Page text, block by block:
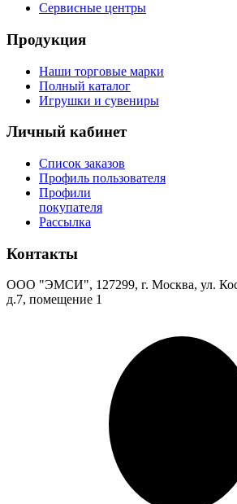
Сервисные центры
Продукция
Наши торговые марки
Полный каталог
Игрушки и сувениры
Личный кабинет
Список заказов
Профиль пользователя
Профили
покупателя
Рассылка
Контакты
ООО "ЭМСИ", 127299, г. Москва, ул.
д.7, помещение 1